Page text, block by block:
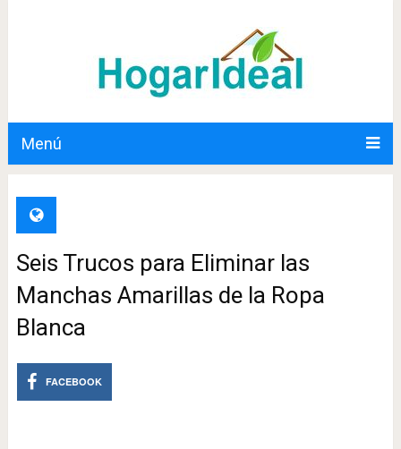
Menú
Seis Trucos para Eliminar las
Manchas Amarillas de la Ropa
Blanca
FACEBOOK